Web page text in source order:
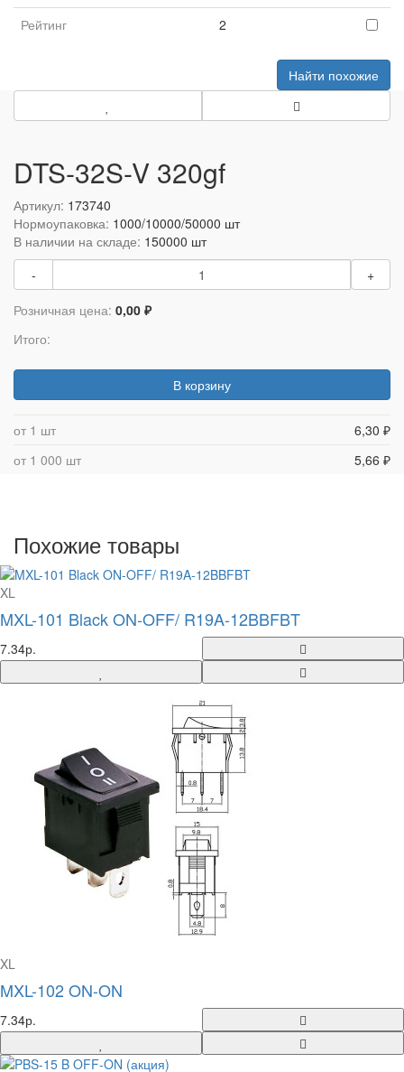
Рейтинг
2
Найти похожие
DTS-32S-V 320gf
Артикул: 173740
Нормоупаковка: 1000/10000/50000 шт
В наличии на складе: 150000 шт
-
+
Розничная цена: 0,00 ₽
Итого:
В корзину
от 1 шт
6,30 ₽
от 1 000 шт
5,66 ₽
Похожие товары
XL
MXL-101 Black ON-OFF/ R19A-12BBFBT
7.34р.
XL
MXL-102 ON-ON
7.34р.